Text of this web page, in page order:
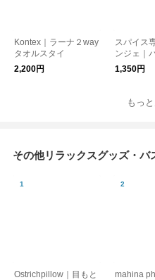
Kontex｜ラーナ２way
タオルスタイ
2,200円
スパイス
ンジェ｜
スパイス
1,350円
もっ
その他リラックスグッズ・バ
Ostrichpillow｜目もと
mahina